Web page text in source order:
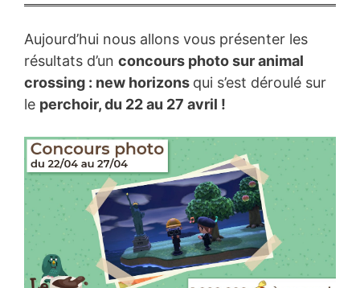
Aujourd’hui nous allons vous présenter les
résultats d’un concours photo sur animal
crossing : new horizons qui s’est déroulé sur
le perchoir, du 22 au 27 avril !